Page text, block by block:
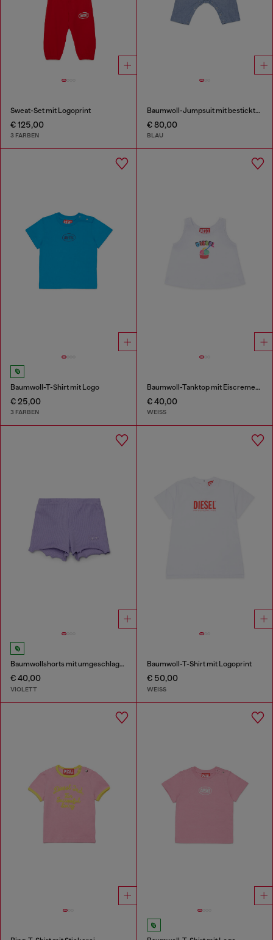
Sweat-Set mit Logoprint
€ 125,00
3 FARBEN
Baumwoll-Jumpsuit mit bestickten Taschen
€ 80,00
BLAU
Baumwoll-T-Shirt mit Logo
€ 25,00
3 FARBEN
Baumwoll-Tanktop mit Eiscreme-Print
€ 40,00
WEISS
Baumwollshorts mit umgeschlagenen Säumen
€ 40,00
VIOLETT
Baumwoll-T-Shirt mit Logoprint
€ 50,00
WEISS